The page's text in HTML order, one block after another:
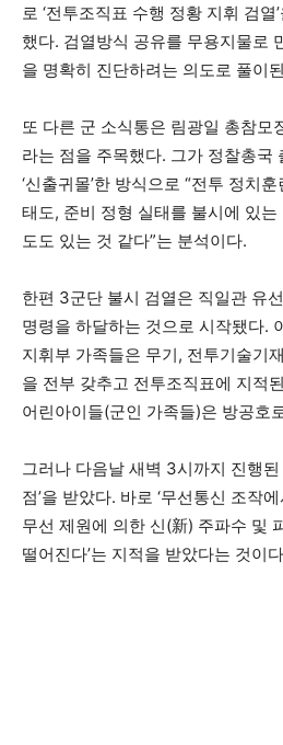
로 ‘전투조직표 수행 정황 지휘 검열
했다. 검열방식 공유를 무용지물로
을 명확히 진단하려는 의도로 풀이
또 다른 군 소식통은 림광일 총참모
라는 점을 주목했다. 그가 정찰총국
‘신출귀몰’한 방식으로 “전투 정치
태도, 준비 정형 실태를 불시에 있
도도 있는 것 같다”는 분석이다.
한편 3군단 불시 검열은 직일관 유
명령을 하달하는 것으로 시작됐다.
지휘부 가족들은 무기, 전투기술기
을 전부 갖추고 전투조직표에 지적
어린아이들(군인 가족들)은 방공호
그러나 다음날 새벽 3시까지 진행
점’을 받았다. 바로 ‘무선통신 조작
무선 제원에 의한 신(新) 주파수 및
떨어진다’는 지적을 받았다는 것이